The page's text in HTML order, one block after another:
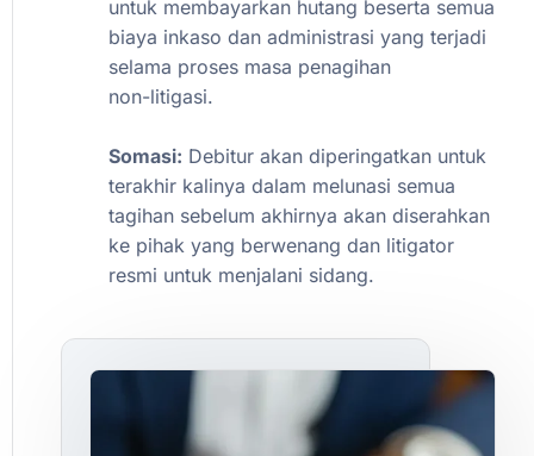
untuk membayarkan hutang beserta semua
biaya inkaso dan administrasi yang terjadi
selama proses masa penagihan
non-litigasi.
Somasi: Debitur akan diperingatkan untuk
terakhir kalinya dalam melunasi semua
tagihan sebelum akhirnya akan diserahkan
ke pihak yang berwenang dan litigator
resmi untuk menjalani sidang.